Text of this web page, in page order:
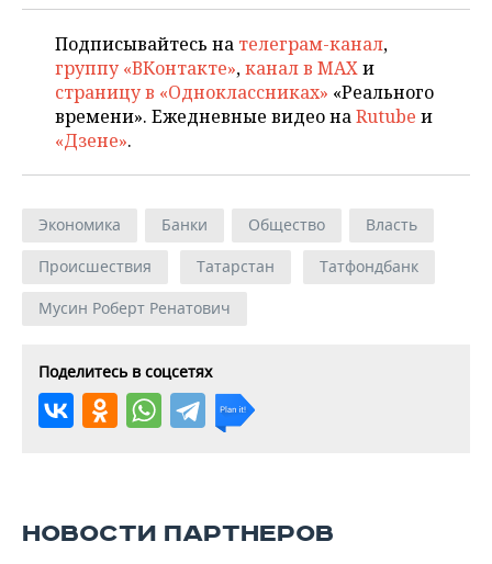
Подписывайтесь на телеграм-канал,
группу «ВКонтакте»,канал в MAXи
страницу в «Одноклассниках» «Реального
времени». Ежедневные видео наRutube и
«Дзене».
Экономика Банки Общество
Власть
Происшествия
Татарстан
Татфондбанк
Мусин Роберт Ренатович
Поделитесь в соцсетях
НОВОСТИ ПАРТНЕРОВ